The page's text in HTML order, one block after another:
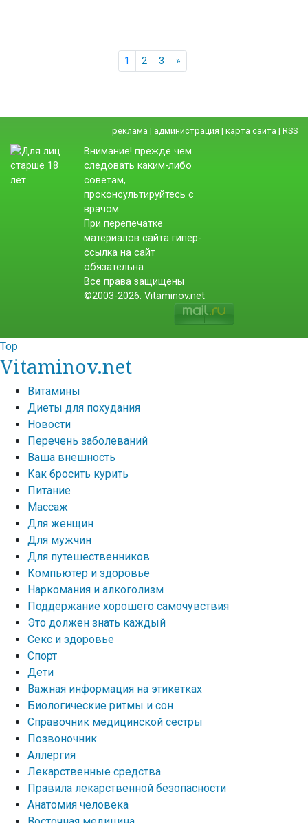
1 2 3 »
реклама | администрация | карта сайта | RSS
Внимание! прежде чем
следовать каким-либо
советам,
проконсультируйтесь с
врачом.
При перепечатке
материалов сайта гипер-
ссылка на сайт
обязательна.
Все права защищены
©2003-2026. Vitaminov.net
Top
Vitaminov.net
Витамины
Диеты для похудания
Новости
Перечень заболеваний
Ваша внешность
Как бросить курить
Питание
Массаж
Для женщин
Для мужчин
Для путешественников
Компьютер и здоровье
Наркомания и алкоголизм
Поддержание хорошего самочувствия
Это должен знать каждый
Секс и здоровье
Спорт
Дети
Важная информация на этикетках
Биологические ритмы и сон
Справочник медицинской сестры
Позвоночник
Аллергия
Лекарственные средства
Правила лекарственной безопасности
Aнатомия человека